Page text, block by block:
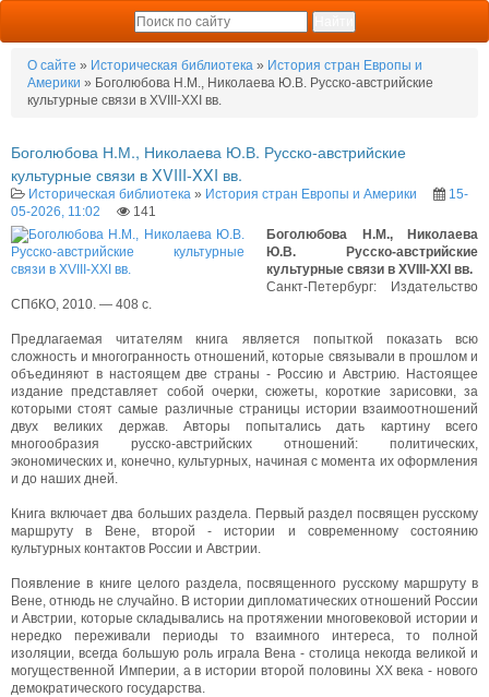
О сайте » Историческая библиотека » История стран Европы и
Америки » Боголюбова Н.М., Николаева Ю.В. Русско-австрийские
культурные связи в XVIII-XXI вв.
Боголюбова Н.М., Николаева Ю.В. Русско-австрийские
культурные связи в XVIII-XXI вв.
Историческая библиотека » История стран Европы и Америки
15-
05-2026, 11:02
141
Боголюбова Н.М., Николаева
Ю.В. Русско-австрийские
культурные связи в XVIII-XXI вв.
Санкт-Петербург: Издательство
СПбКО, 2010. — 408 c.
Предлагаемая читателям книга является попыткой показать всю
сложность и многогранность отношений, которые связывали в прошлом и
объединяют в настоящем две страны - Россию и Австрию. Настоящее
издание представляет собой очерки, сюжеты, короткие зарисовки, за
которыми стоят самые различные страницы истории взаимоотношений
двух великих держав. Авторы попытались дать картину всего
многообразия русско-австрийских отношений: политических,
экономических и, конечно, культурных, начиная с момента их оформления
и до наших дней.
Книга включает два больших раздела. Первый раздел посвящен русскому
маршруту в Вене, второй - истории и современному состоянию
культурных контактов России и Австрии.
Появление в книге целого раздела, посвященного русскому маршруту в
Вене, отнюдь не случайно. В истории дипломатических отношений России
и Австрии, которые складывались на протяжении многовековой истории и
нередко переживали периоды то взаимного интереса, то полной
изоляции, всегда большую роль играла Вена - столица некогда великой и
могущественной Империи, а в истории второй половины ХХ века - нового
демократического государства.